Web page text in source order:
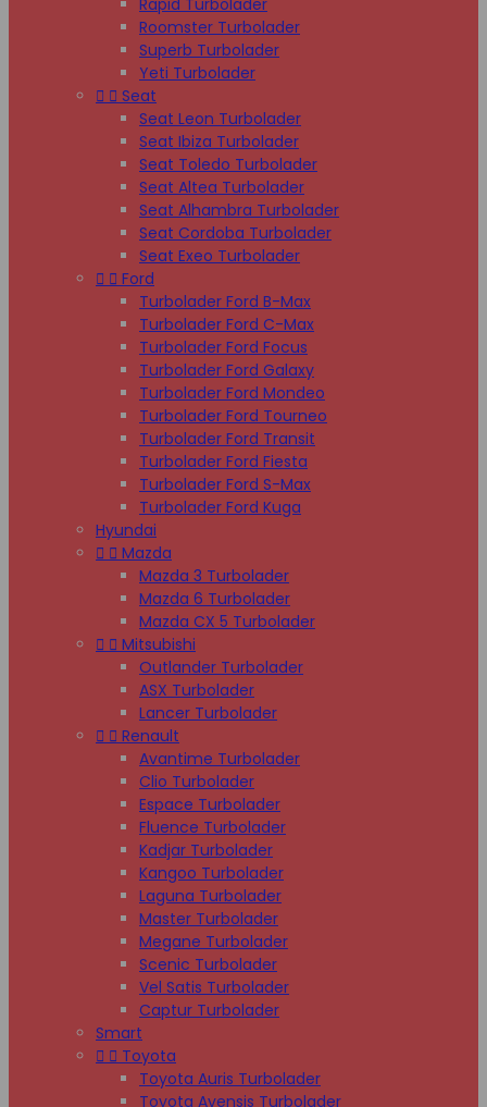
Rapid Turbolader
Roomster Turbolader
Superb Turbolader
Yeti Turbolader
  Seat
Seat Leon Turbolader
Seat Ibiza Turbolader
Seat Toledo Turbolader
Seat Altea Turbolader
Seat Alhambra Turbolader
Seat Cordoba Turbolader
Seat Exeo Turbolader
  Ford
Turbolader Ford B-Max
Turbolader Ford C-Max
Turbolader Ford Focus
Turbolader Ford Galaxy
Turbolader Ford Mondeo
Turbolader Ford Tourneo
Turbolader Ford Transit
Turbolader Ford Fiesta
Turbolader Ford S-Max
Turbolader Ford Kuga
Hyundai
  Mazda
Mazda 3 Turbolader
Mazda 6 Turbolader
Mazda CX 5 Turbolader
  Mitsubishi
Outlander Turbolader
ASX Turbolader
Lancer Turbolader
  Renault
Avantime Turbolader
Clio Turbolader
Espace Turbolader
Fluence Turbolader
Kadjar Turbolader
Kangoo Turbolader
Laguna Turbolader
Master Turbolader
Megane Turbolader
Scenic Turbolader
Vel Satis Turbolader
Captur Turbolader
Smart
  Toyota
Toyota Auris Turbolader
Toyota Avensis Turbolader